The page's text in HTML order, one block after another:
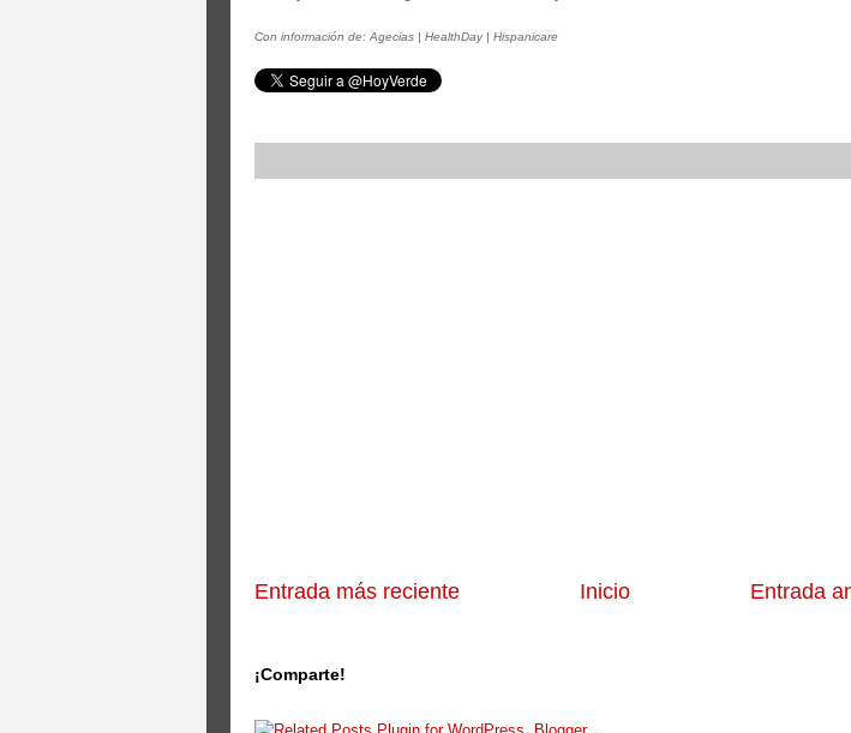
Con información de: Agecias | HealthDay | Hispanicare
Entrada más reciente Entrada
Inicio
¡Comparte!